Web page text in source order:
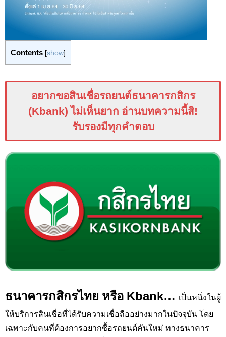
Contents [show]
อยากขอสินเชื่อรถยนต์ธนาคารกสิกร
(Kbank) ไม่เห็นยาก อ่านบทความนี้สิ!
รับรองมีทุกคำตอบ
ธนาคารกสิกรไทย หรือ Kbank… เป็นหนึ่งในผู้
ให้บริการสินเชื่อที่ได้รับความเชื่อถืออย่างมากในปัจจุบัน โดย
เฉพาะกับคนที่ต้องการอยากซื้อรถยนต์คันใหม่ ทางธนาคาร